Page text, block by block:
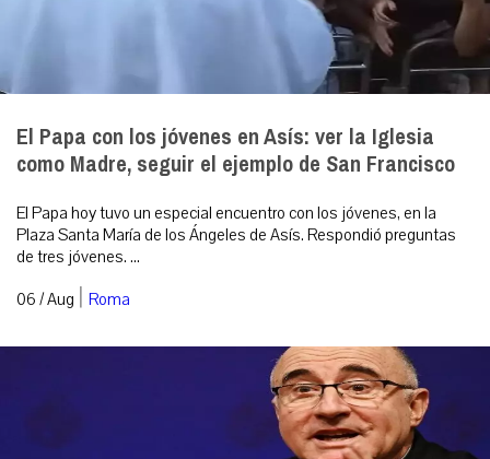
El Papa con los jóvenes en Asís: ver la Iglesia
como Madre, seguir el ejemplo de San Francisco
El Papa hoy tuvo un especial encuentro con los jóvenes, en la
Plaza Santa María de los Ángeles de Asís. Respondió preguntas
de tres jóvenes. ...
06 / Aug | Roma